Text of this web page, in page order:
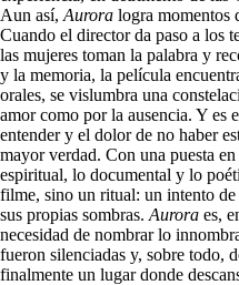
Aun así, Aurora logra momentos
Cuando el director da paso a los
las mujeres toman la palabra y
y la memoria, la película
orales, se vislumbra una
amor como por la ausencia. Y es
entender y el dolor de no haber
mayor verdad. Con una puesta
espiritual, lo documental y lo
filme, sino un ritual: un intento
sus propias sombras. Aurora es,
necesidad de nombrar lo
fueron silenciadas y, sobre todo,
finalmente un lugar donde